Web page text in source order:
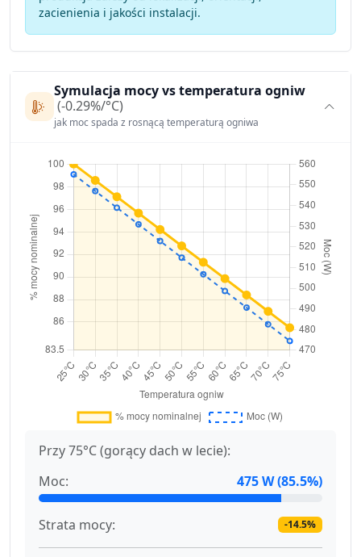
zacienienia i jakości instalacji.
Symulacja mocy vs temperatura ogniw
(-0.29%/°C)
jak moc spada z rosnącą temperaturą ogniwa
Przy 75°C (gorący dach w lecie):
Moc:
475 W (85.5%)
Strata mocy: -14.5%